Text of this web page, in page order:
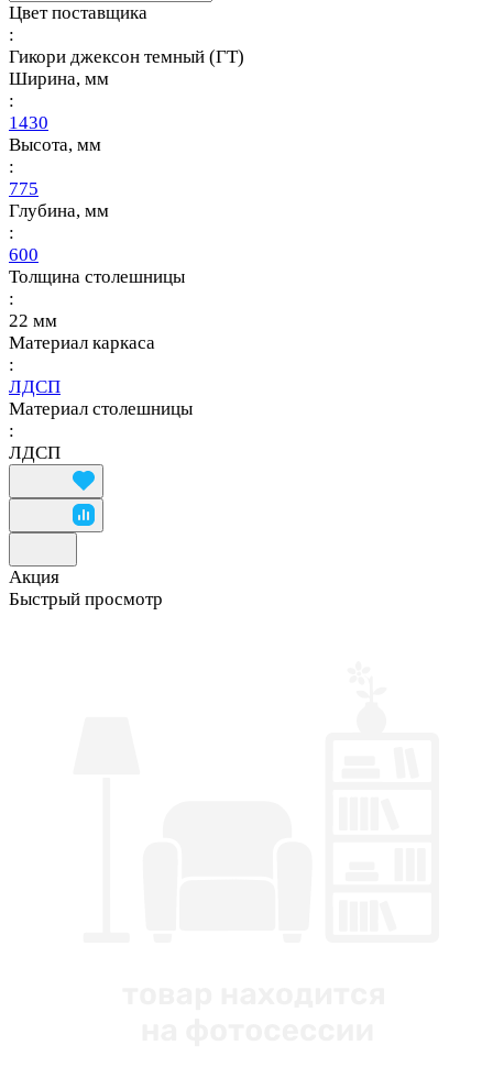
Цвет поставщика
:
Гикори джексон темный (ГТ)
Ширина, мм
:
1430
Высота, мм
:
775
Глубина, мм
:
600
Толщина столешницы
:
22 мм
Материал каркаса
:
ЛДСП
Материал столешницы
:
ЛДСП
Акция
Быстрый просмотр